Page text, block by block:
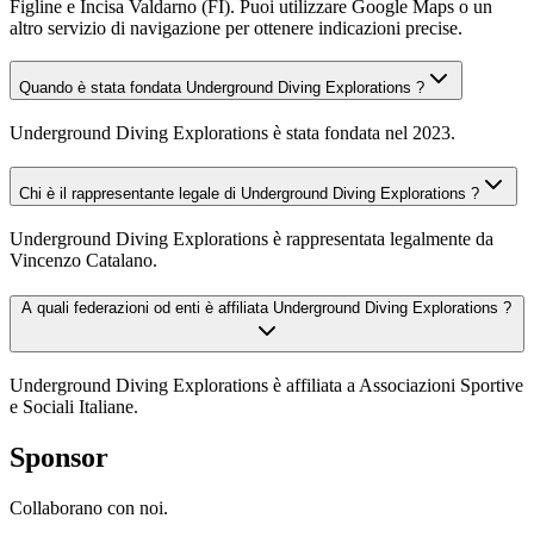
Figline e Incisa Valdarno (FI). Puoi utilizzare Google Maps o un
altro servizio di navigazione per ottenere indicazioni precise.
Quando è stata fondata Underground Diving Explorations ?
Underground Diving Explorations è stata fondata nel 2023.
Chi è il rappresentante legale di Underground Diving Explorations ?
Underground Diving Explorations è rappresentata legalmente da
Vincenzo Catalano.
A quali federazioni od enti è affiliata Underground Diving Explorations ?
Underground Diving Explorations è affiliata a Associazioni Sportive
e Sociali Italiane.
Sponsor
Collaborano con noi.